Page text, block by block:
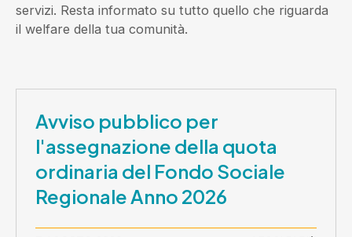
servizi. Resta informato su tutto quello che riguarda
il welfare della tua comunità.
Avviso pubblico per
l'assegnazione della quota
ordinaria del Fondo Sociale
Regionale Anno 2026